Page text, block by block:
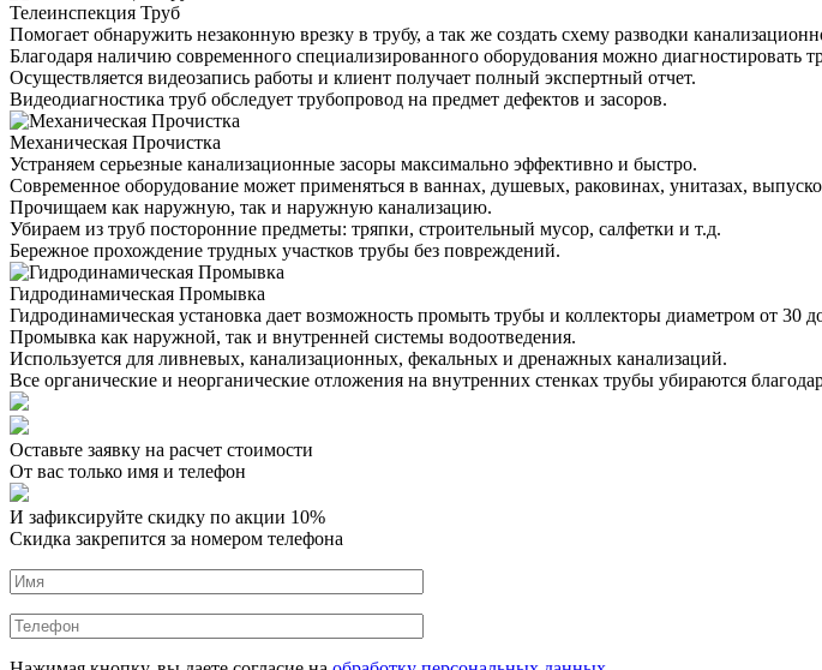
Телеинспекция Труб
Помогает обнаружить незаконную врезку в трубу, а так же создать схему разводки
Благодаря наличию современного специализированного оборудования можно диагностировать
Осуществляется видеозапись работы и клиент получает полный экспертный отчет.
Видеодиагностика труб обследует трубопровод на предмет дефектов и засоров.
Механическая Прочистка
Устраняем серьезные канализационные засоры максимально эффективно и быстро.
Современное оборудование может применяться в ваннах, душевых, раковинах, унитазах,
Прочищаем как наружную, так и наружную канализацию.
Убираем из труб посторонние предметы: тряпки, строительный мусор, салфетки и т.д.
Бережное прохождение трудных участков трубы без повреждений.
Гидродинамическая Промывка
Гидродинамическая установка дает возможность промыть трубы и коллекторы диаметром от 30
Промывка как наружной, так и внутренней системы водоотведения.
Используется для ливневых, канализационных, фекальных и дренажных канализаций.
Все органические и неорганические отложения на внутренних стенках трубы убираются
Оставьте заявку на расчет стоимости
От вас только имя и телефон
И зафиксируйте скидку по акции 10%
Скидка закрепится за номером телефона